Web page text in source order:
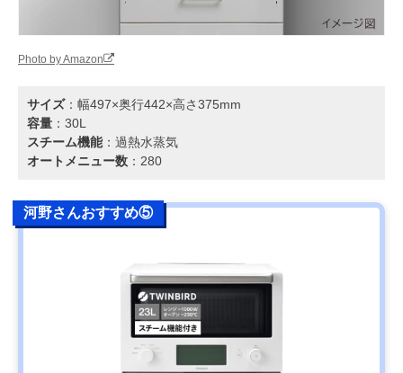
Photo by Amazon
サイズ：幅497×奥行442×高さ375mm
容量 ：30L
スチーム機能：過熱水蒸気
オートメニュー数 ：280
河野さんおすすめ⑤